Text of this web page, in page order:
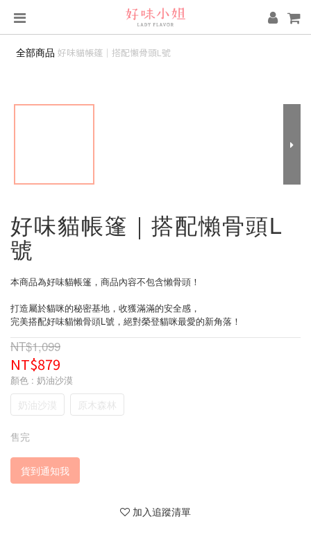
全部商品 好味貓帳篷｜搭配懶骨頭L號
好味貓帳篷｜搭配懶骨頭L
號
本商品為好味貓帳篷，商品內容不包含懶骨頭！
打造屬於貓咪的秘密基地，收獲滿滿的安全感，
完美搭配好味貓懶骨頭L號，絕對榮登貓咪最愛的新角落！
NT$1,099
NT$879
顏色 : 奶油沙漠
奶油沙漠 原木森林
售完
貨到通知我
加入追蹤清單